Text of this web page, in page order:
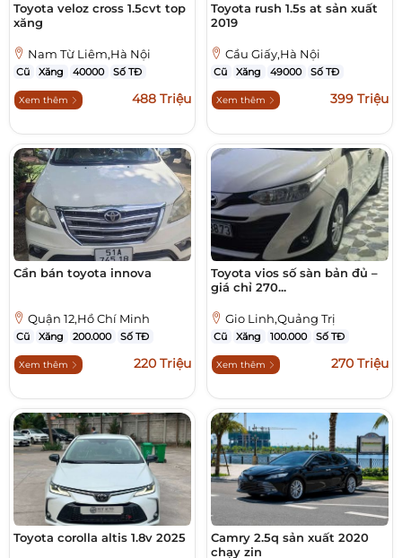
Toyota veloz cross 1.5cvt top
xăng
Nam Từ Liêm,Hà Nội
Cũ Xăng 40000 Số TĐ
Xem thêm 488 Triệu
Toyota rush 1.5s at sản xuất
2019
Cầu Giấy,Hà Nội
Cũ Xăng 49000 Số TĐ
Xem thêm 399 Triệu
Cần bán toyota innova
Quận 12,Hồ Chí Minh
Cũ Xăng 200.000 Số TĐ
Xem thêm 220 Triệu
Toyota vios số sàn bản đủ –
giá chỉ 270...
Gio Linh,Quảng Trị
Cũ Xăng 100.000 Số TĐ
Xem thêm 270 Triệu
Toyota corolla altis 1.8v 2025
Camry 2.5q sản xuất 2020
chạy zin